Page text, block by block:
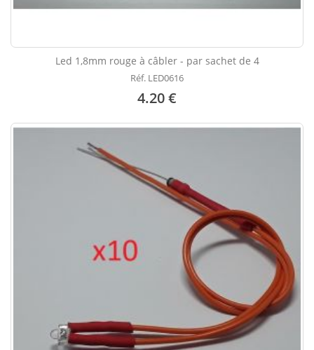
Led 1,8mm rouge à câbler - par sachet de 4
Réf. LED0616
4.20 €